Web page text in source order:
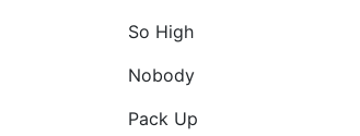
So High
Nobody
Pack Up